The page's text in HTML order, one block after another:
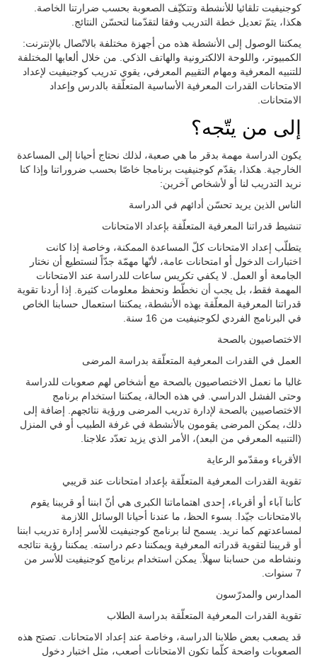
كوجنيفيت تلقائيا للأنشطة وتتكيّف الصعوبة بحسب ضرارتنا الخاصة.
هكذا، يتمّ تعديل خطة التدريب وفقا لتقدّمنا لتحسّن النتائج.
يمكننا الوصول إلى الأنشطة هذه من أجهزة مختلفة بالاتّصال بالإنترنت:
الكمبيوتر، واللوحة الالكترونية والهاتف الذكي. من خلال ألعابها المختلفة
للتنبيه المعرفية ومهام التقييم المعرفي، يقوي تدريب كوجنيفيت لإعداد
الامتحانات القدرات المعرفية الأساسية المتعلّقة بالدرس وإعداد
الامتحانات.
إلى من يتّجه؟
يكون الدراسة مهمة بدقر ما هي صعبة، لذلك نحتاج أحيانا إلى المساعدة
الخارجية. هكذا، يقدّم كوجنيفيت برنامجا خاصّا بحسب ضروراتنا وإذا كنا
نريد التدريب لنا أو لأشخاص آخرين:
الناس الذين يريد تحسّن أدائهم في الدراسة
تنشيط قدراتنا المعرفية المتعلّقة بإعداد الامتحانات
يتطلّب إعداد الامتحانات كلّ المساعدة الممكنة، وخاصة إذا كانت
اختبارات الدخول أو امتحانات عامة، لأنّها مهمّة جدّاً لنستطيع أن نختار
الجامعة أو العمل. لا يكفي تكريس ساعات للدراسة عند الامتحانات
المهمة فقط، بل يجب أن نخطّط ونحفظ معلومات كثيرة. إذا أردنا تقوية
قدراتنا المعرفية المعلّقة بهذه الأنشطة، يمكننا استعمال حسابنا الخاص
في البرنامج الفردي لكوجنيفيت من 16 سنة.
الاختصاصيون بالصحة
العمل في القدرات المعرفية المتعلّقة بدراسة المرضى
غالبا ما نعمل الاختصاصيون بالصحة مع أشخاص لهم صعوبات للدراسة
وحتى الفشل الدراسي. في هذه الحالة، يمكننا استخدام برنامج
الاختصاصيين بالصحة لإدارة تدريب المرضى ورؤية نتائجهم. إضافة إلى
ذلك، يمكن المرضى يقومون بالأنشطة في غرفة الطبيب أو في المنزل
(التنبيه المعرفي من البعد)، الأمر الذي يزيد تعدّد علاجنا.
الأقرباء ومقدّمو الرعاية
تقوية القدرات المعرفية المتعلّقة بإعداد امتحانات عند قريبي
كأننا آباء أو أقرباء، إحدى اهتماماتنا الكبرى هي أنّ ابننا أو قريبنا يقوم
بالامتحانات جيّدا. بسوء الحظ، ما عندنا أحيانا الوسائل اللازمة
لمساعدتهم كما نريد. يسمح لنا برنامج كوجنيفيت للأسر إدارة تدريب ابننا
أو قريبنا لتقوية قدراته المعرفية ويمكننا دعم دراسته. يمكننا رؤية نتائجه
ونشاطه من حسابنا سهلاً. يمكن استخدام برنامج كوجنيفيت للأسر من
7 سنوات.
المدارس والمدرّسون
تقوية القدرات المعرفية المتعلّقة بدراسة الطلاب
قد يصعب بعض طلابنا الدراسة، وخاصة عند إعداد الامتحانات. تصتح هذه
الصعوبات واضحة كلّما تكون الامتحانات أصعب، مثل اختبار دخول